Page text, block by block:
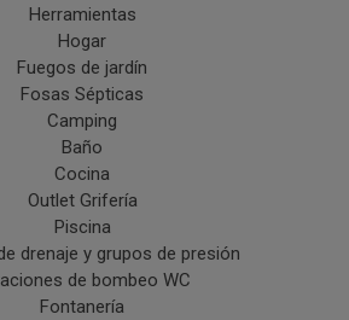
Herramientas
Hogar
Fuegos de jardín
Fosas Sépticas
Camping
Baño
Cocina
Outlet Grifería
Piscina
drenaje y grupos de presión
de bombeo WC
Fontanería